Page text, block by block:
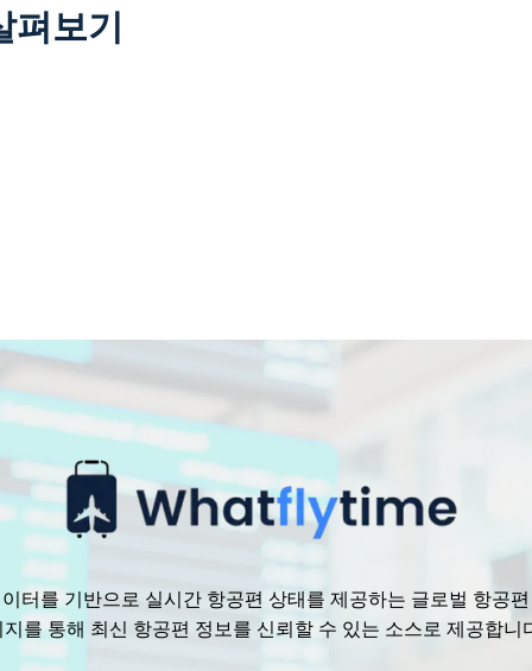
보기
를 기반으로 실시간 항공편 상태를 제공하는 글로벌 항공
를 통해 최신 항공편 정보를 신뢰할 수 있는 소스로 제공합니